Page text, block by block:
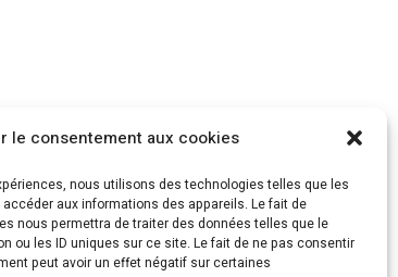
le consentement aux cookies
nous utilisons des technologies telles que les
aux informations des appareils. Le fait de
nous permettra de traiter des données telles que le
ou les ID uniques sur ce site. Le fait de ne pas consentir
peut avoir un effet négatif sur certaines